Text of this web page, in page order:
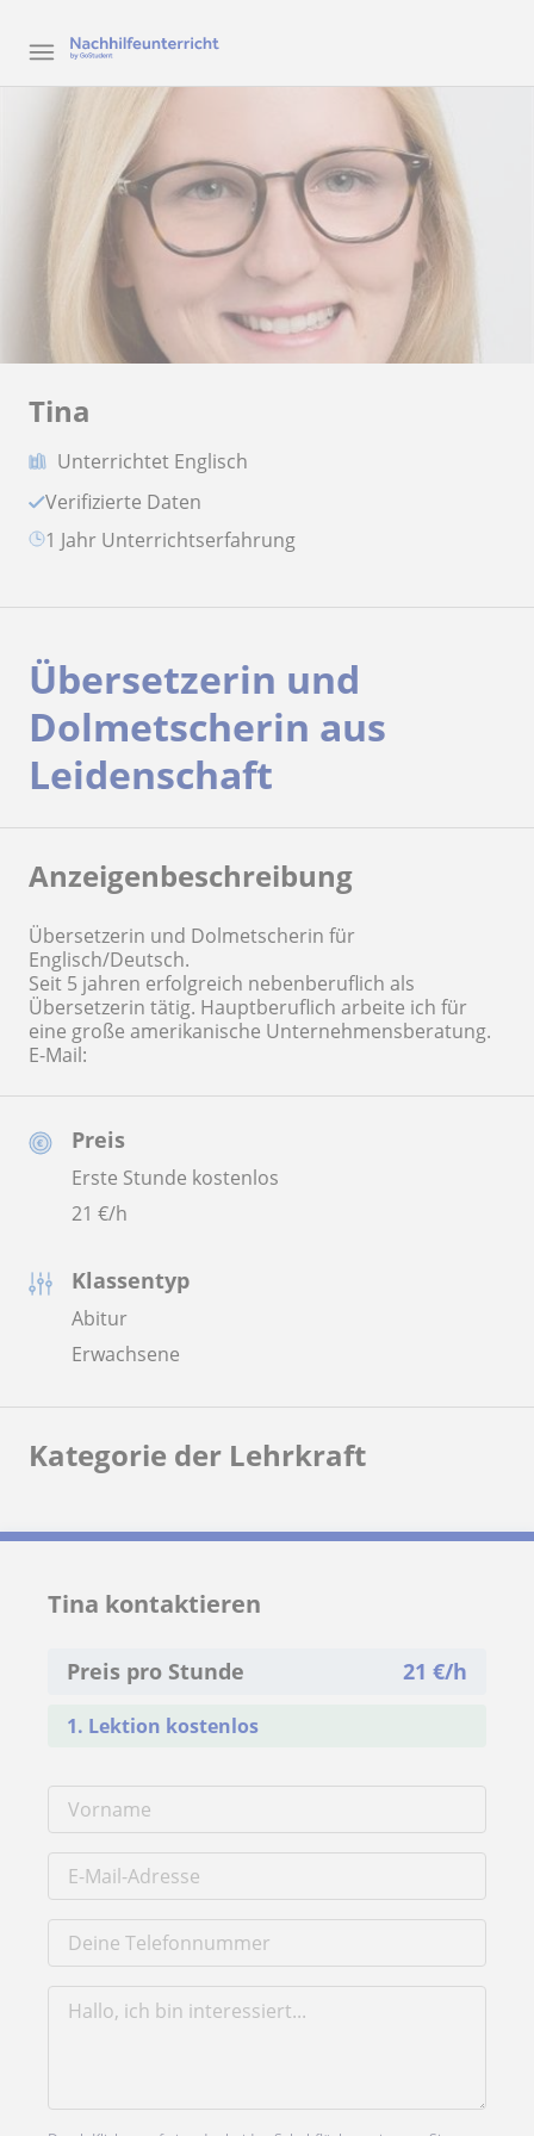
Tina
Unterrichtet Englisch
Verifizierte Daten
1 Jahr Unterrichtserfahrung
Preis
Erste Stunde kostenlos
21 €/h
Klassentyp
Abitur
Erwachsene
Übersetzerin und
Dolmetscherin aus
Leidenschaft
Anzeigenbeschreibung
Übersetzerin und Dolmetscherin für
Englisch/Deutsch.
Seit 5 jahren erfolgreich nebenberuflich als
Übersetzerin tätig. Hauptberuflich arbeite ich für
eine große amerikanische Unternehmensberatung.
E-Mail:
Kategorie der Lehrkraft
Tina kontaktieren
Preis pro Stunde 21 €/h
1. Lektion kostenlos